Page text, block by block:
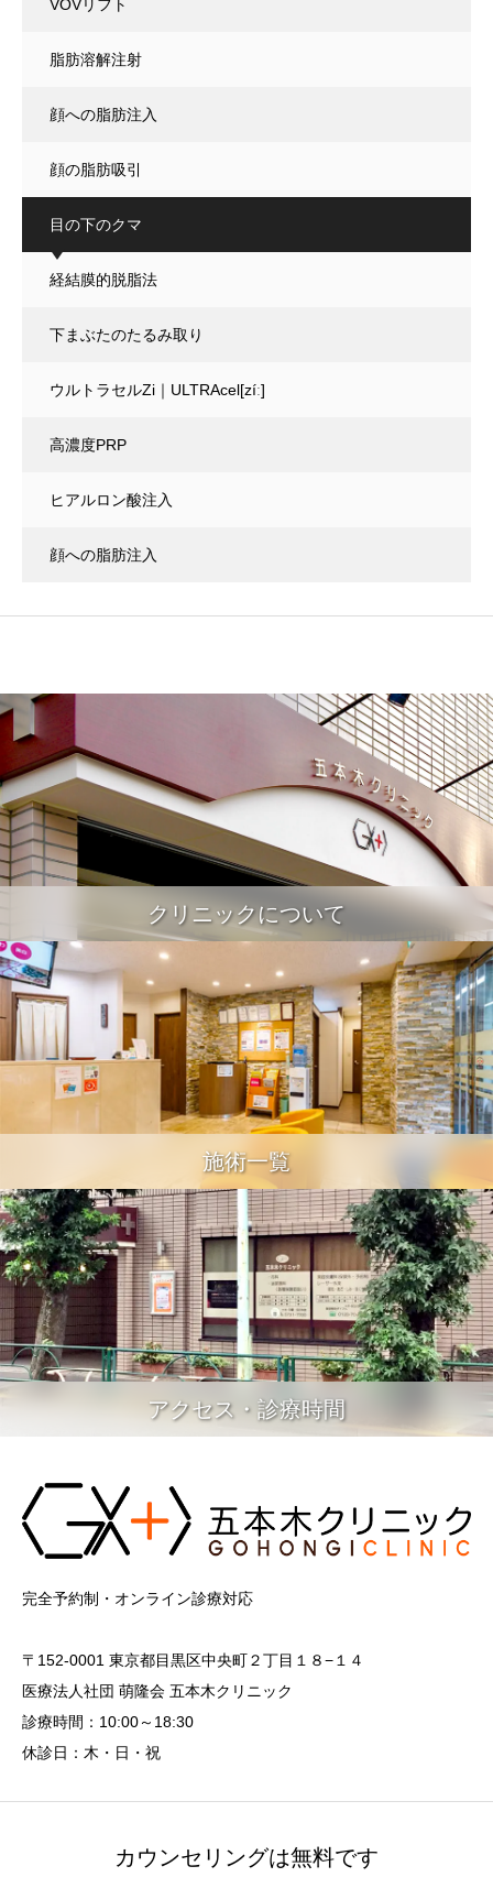
VOVリフト
脂肪溶解注射
顔への脂肪注入
顔の脂肪吸引
目の下のクマ
経結膜的脱脂法
下まぶたのたるみ取り
ウルトラセルZi｜ULTRAcel[zíː]
高濃度PRP
ヒアルロン酸注入
顔への脂肪注入
クリニックについて
施術一覧
アクセス・診療時間
完全予約制・オンライン診療対応
〒152-0001 東京都目黒区中央町２丁目１８−１４
医療法人社団 萌隆会 五本木クリニック
診療時間：10:00～18:30
休診日：木・日・祝
カウンセリングは無料です